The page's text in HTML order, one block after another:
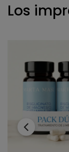
Los
‹